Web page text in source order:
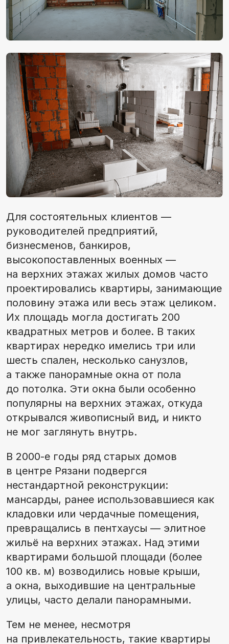
Для состоятельных клиентов —
руководителей предприятий,
бизнесменов, банкиров,
высокопоставленных военных —
на верхних этажах жилых домов часто
проектировались квартиры, занимающие
половину этажа или весь этаж целиком.
Их площадь могла достигать 200
квадратных метров и более. В таких
квартирах нередко имелись три или
шесть спален, несколько санузлов,
а также панорамные окна от пола
до потолка. Эти окна были особенно
популярны на верхних этажах, откуда
открывался живописный вид, и никто
не мог заглянуть внутрь.
В 2000-е годы ряд старых домов
в центре Рязани подвергся
нестандартной реконструкции:
мансарды, ранее использовавшиеся как
кладовки или чердачные помещения,
превращались в пентхаусы — элитное
жильё на верхних этажах. Над этими
квартирами большой площади (более
100 кв. м) возводились новые крыши,
а окна, выходившие на центральные
улицы, часто делали панорамными.
Тем не менее, несмотря
на привлекательность, такие квартиры